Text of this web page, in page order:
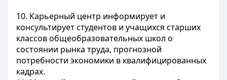
10. Карьерный центр информирует и
консультирует студентов и учащихся старших
классов общеобразовательных школ о
состоянии рынка труда, прогнозной
потребности экономики в квалифицированных
кадрах.